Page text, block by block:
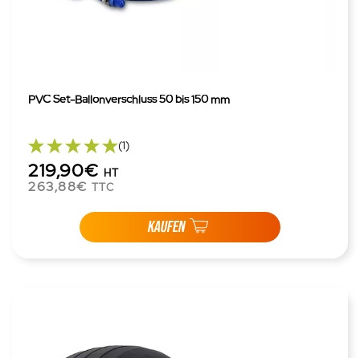
PVC Set-Ballonverschluss 50 bis 150 mm
(1)
219,90€ HT
263,88€ TTC
KAUFEN